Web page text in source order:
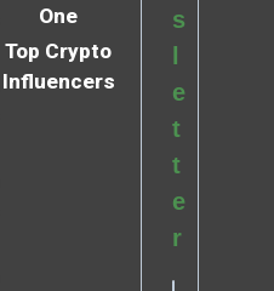
One
Top Crypto
Influencers
s
e
t
t
e
r